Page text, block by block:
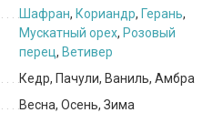
Шафран, Кориандр, Герань,
Мускатный орех, Розовый
перец, Ветивер
Кедр, Пачули, Ваниль, Амбра
Весна, Осень, Зима